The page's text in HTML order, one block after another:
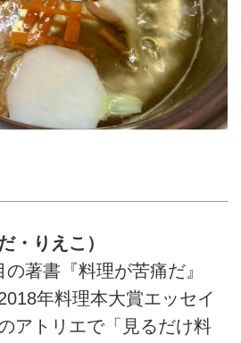
・りえこ）
著書『料理が苦痛だ』
年料理本大賞エッセイ
アトリエで「見るだけ料